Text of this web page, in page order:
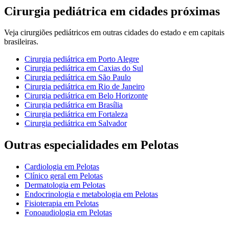
Cirurgia pediátrica em cidades próximas
Veja cirurgiões pediátricos em outras cidades do estado e em capitais
brasileiras.
Cirurgia pediátrica em Porto Alegre
Cirurgia pediátrica em Caxias do Sul
Cirurgia pediátrica em São Paulo
Cirurgia pediátrica em Rio de Janeiro
Cirurgia pediátrica em Belo Horizonte
Cirurgia pediátrica em Brasília
Cirurgia pediátrica em Fortaleza
Cirurgia pediátrica em Salvador
Outras especialidades em Pelotas
Cardiologia em Pelotas
Clínico geral em Pelotas
Dermatologia em Pelotas
Endocrinologia e metabologia em Pelotas
Fisioterapia em Pelotas
Fonoaudiologia em Pelotas